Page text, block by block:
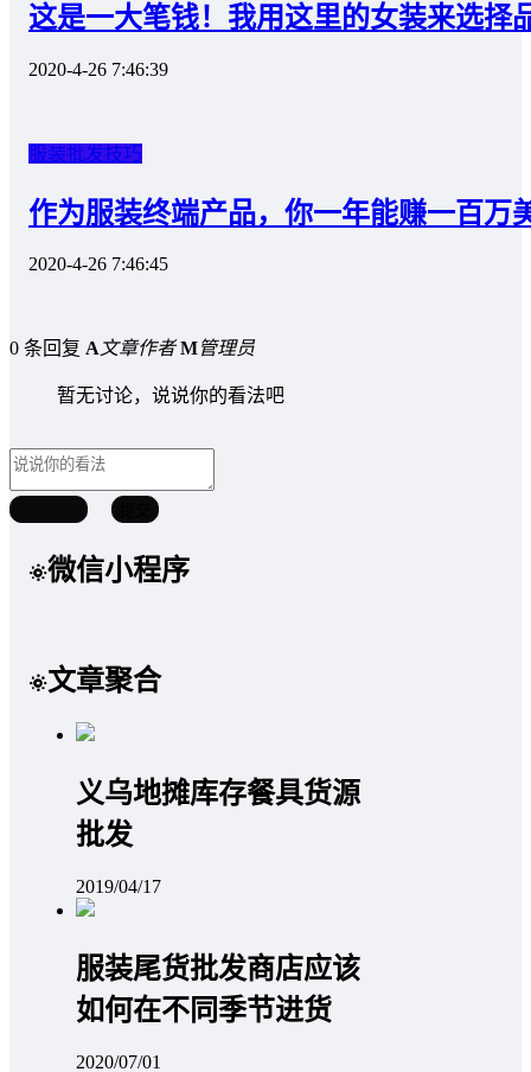
这是一大笔钱！我用这里的女装来选择
2020-4-26 7:46:39
服装批发技巧
作为服装终端产品，你一年能赚一百万
2020-4-26 7:46:45
0 条回复 A文章作者 M管理员
暂无讨论，说说你的看法吧
微信小程序
文章聚合
义乌地摊库存餐具货源
批发
2019/04/17
服装尾货批发商店应该
如何在不同季节进货
2020/07/01